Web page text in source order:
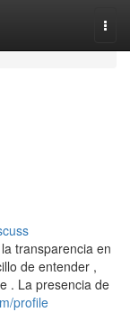
transparencia en
de entender ,
. La presencia de
profile